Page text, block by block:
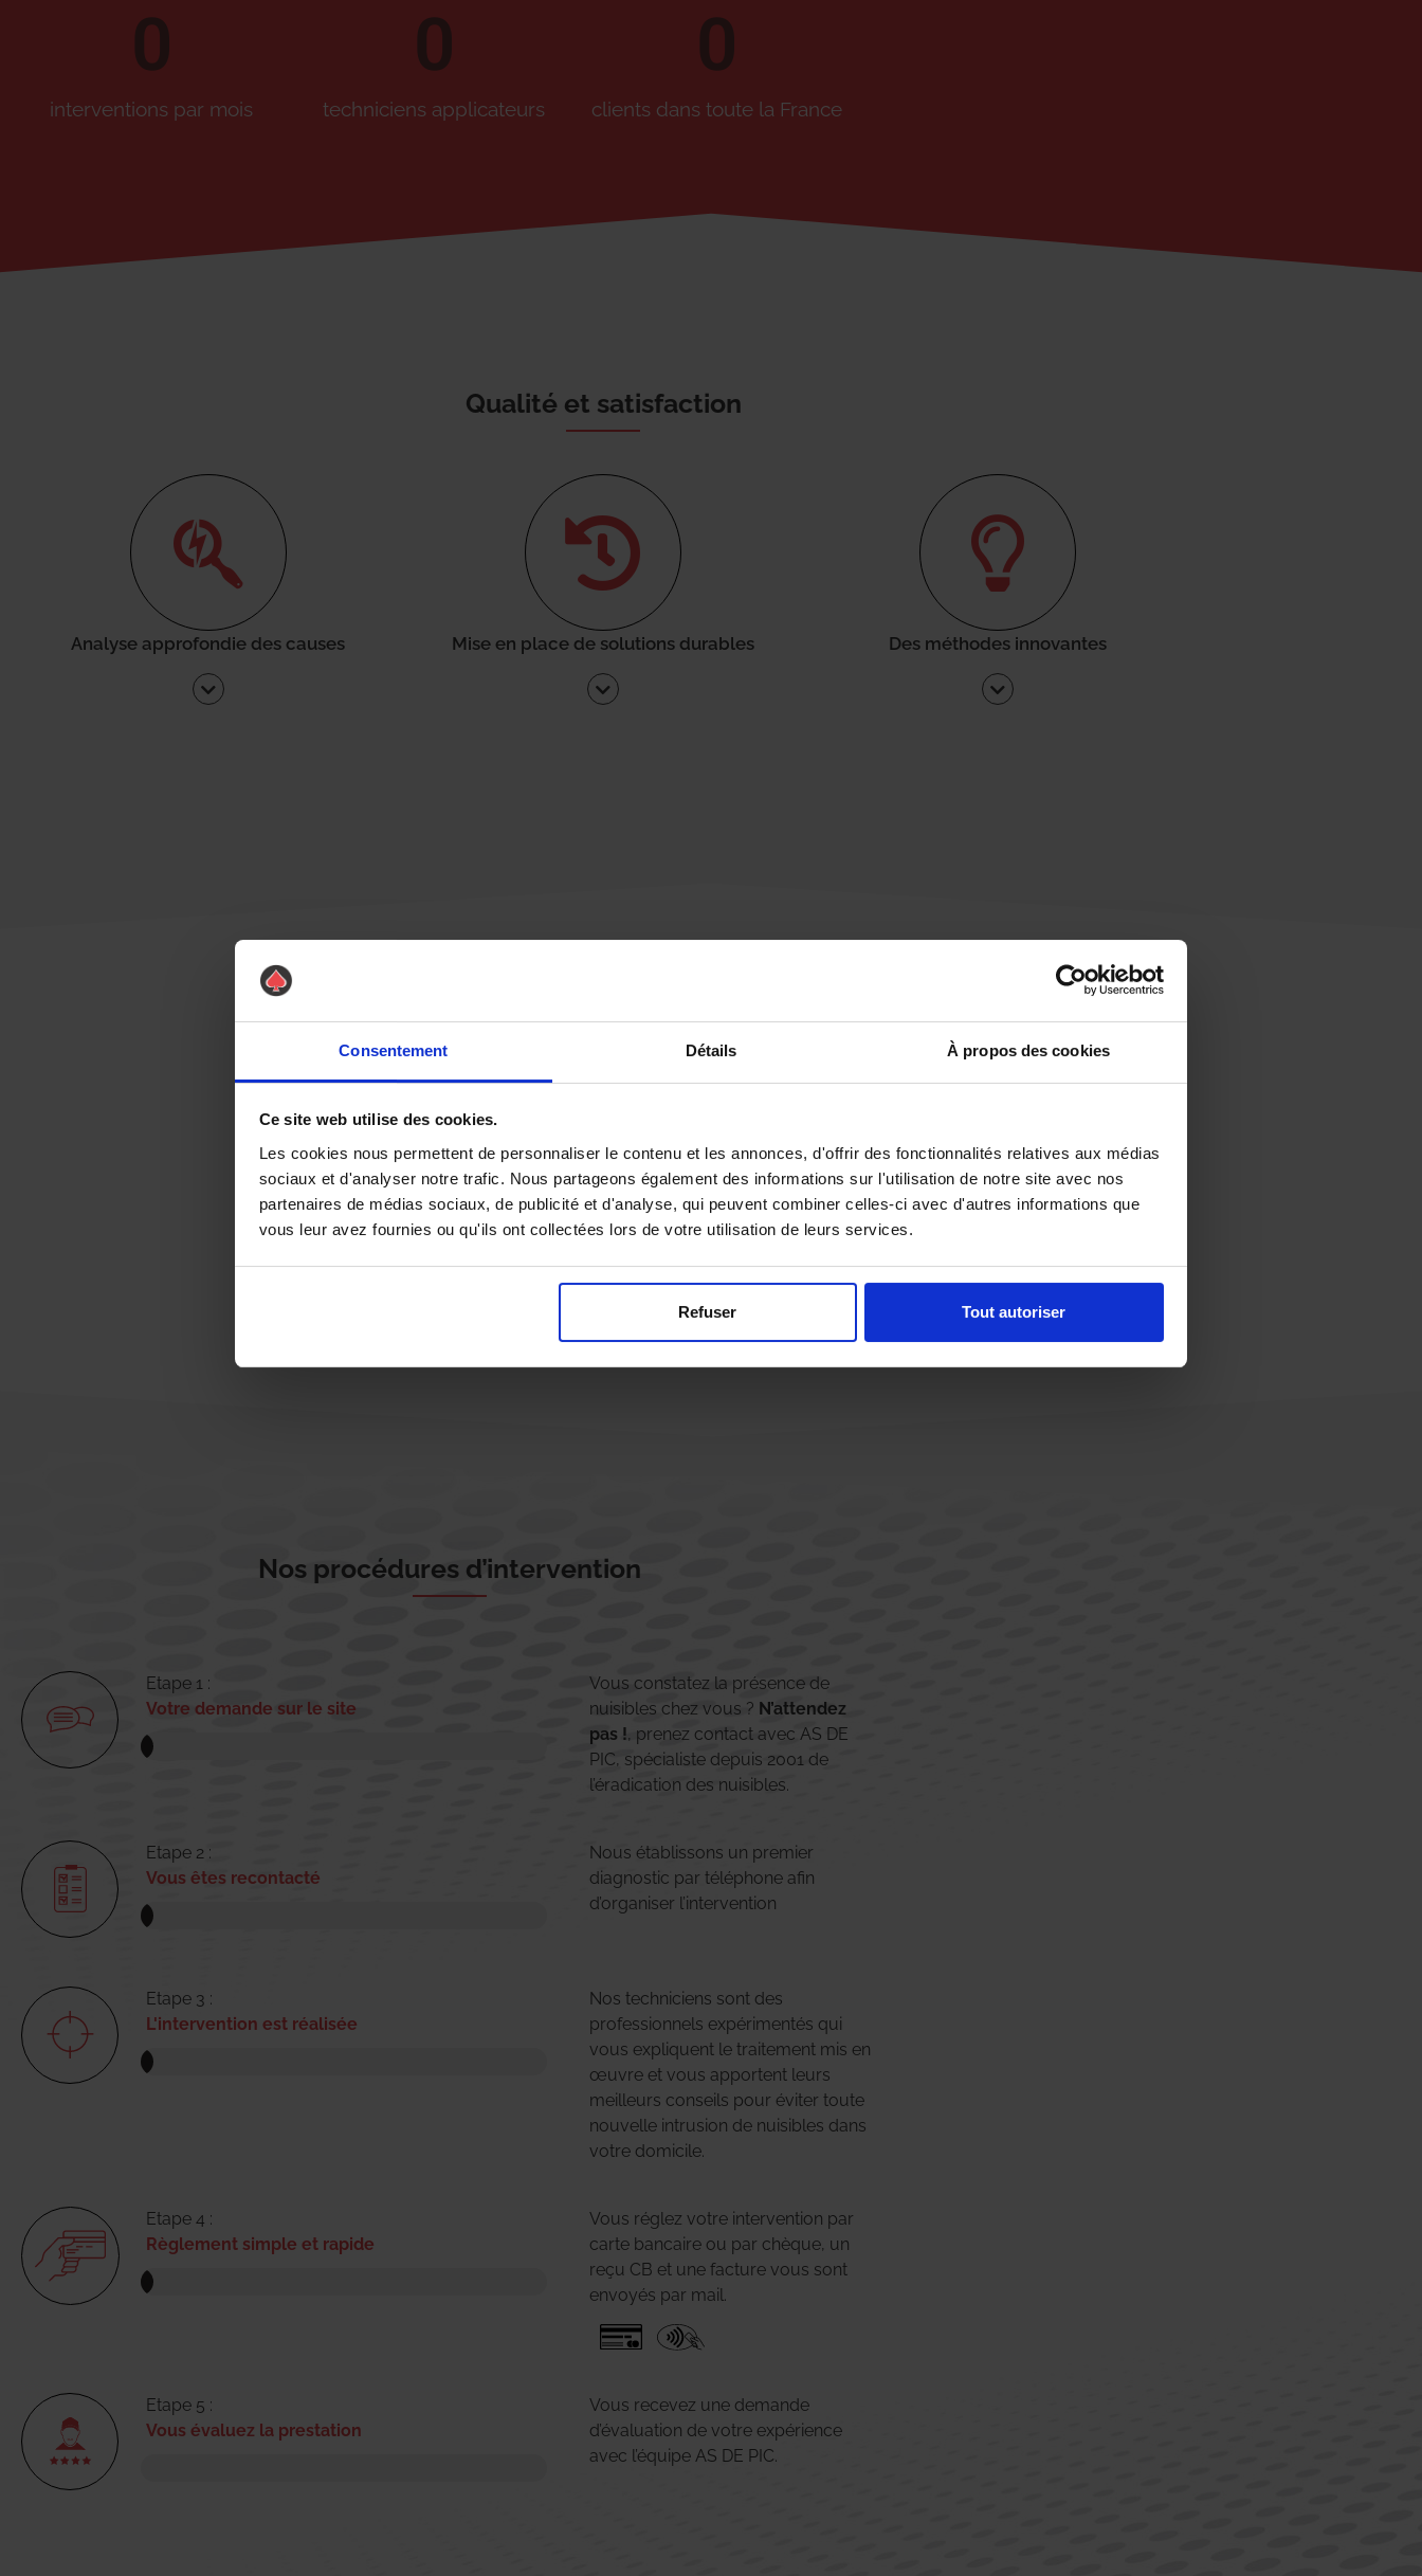
Consentement Détails À propos des cookies
Ce site web utilise des cookies.
Les cookies nous permettent de personnaliser le contenu et les annonces, d'offrir des fonctionnalités relatives aux médias
sociaux et d'analyser notre trafic. Nous partageons également des informations sur l'utilisation de notre site avec nos
partenaires de médias sociaux, de publicité et d'analyse, qui peuvent combiner celles-ci avec d'autres informations que
vous leur avez fournies ou qu'ils ont collectées lors de votre utilisation de leurs services.
Refuser Tout autoriser
interventions par mois
0
techniciens applicateurs
0
clients dans toute la France
0
Qualité et satisfaction
Analyse approfondie des causes Mise en place de solutions durables Des méthodes innovantes
Une urgence ?
Vous souhaitez être
Nos procédures d’intervention
Etape 1 :
Votre demande sur le site
Vous constatez la présence de
nuisibles chez vous ? N’attendez
pas !, prenez contact avec AS DE
PIC, spécialiste depuis 2001 de
l’éradication des nuisibles.
Etape 2 :
Vous êtes recontacté
Nous établissons un premier
diagnostic par téléphone afin
d’organiser l’intervention
Etape 3 :
L'intervention est réalisée
Nos techniciens sont des
professionnels expérimentés qui
vous expliquent le traitement mis en
œuvre et vous apportent leurs
meilleurs conseils pour éviter toute
nouvelle intrusion de nuisibles dans
votre domicile.
Etape 4 :
Règlement simple et rapide
Vous réglez votre intervention par
carte bancaire ou par chèque, un
reçu CB et une facture vous sont
envoyés par mail.
Etape 5 :
Vous évaluez la prestation
Vous recevez une demande
d’évaluation de votre expérience
avec l’équipe AS DE PIC.